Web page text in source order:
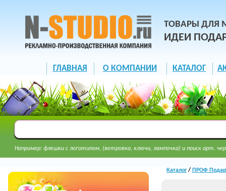
ТОВАРЫ ДЛЯ
ИДЕИ
ГЛАВНАЯ О КОМПАНИИ КАТАЛОГ
Например: флешки с логотипом, (ветровка, ключи, лампочка) и поиск арт.
Каталог/ ПРОФ